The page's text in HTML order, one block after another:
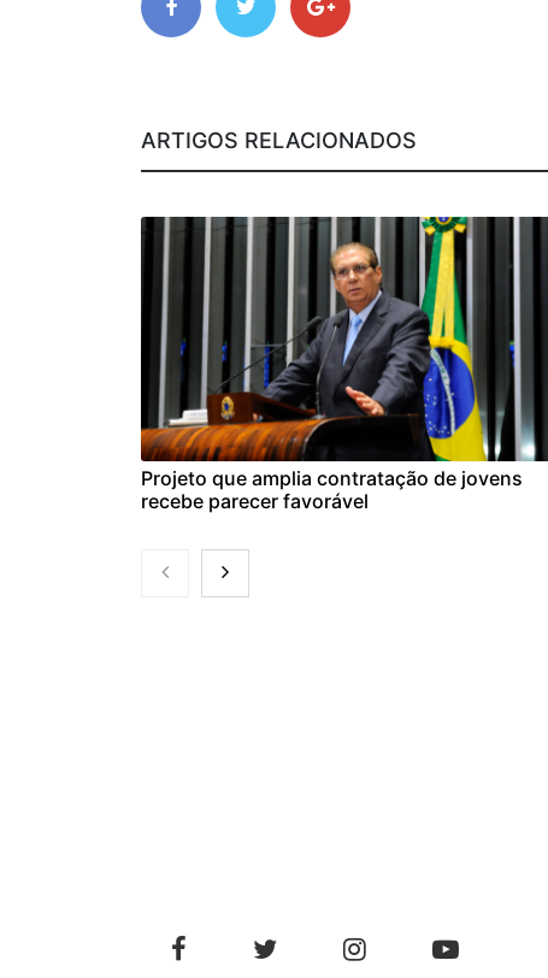
ARTIGOS RELACIONADOS
Projeto que amplia contratação de jovens
recebe parecer favorável